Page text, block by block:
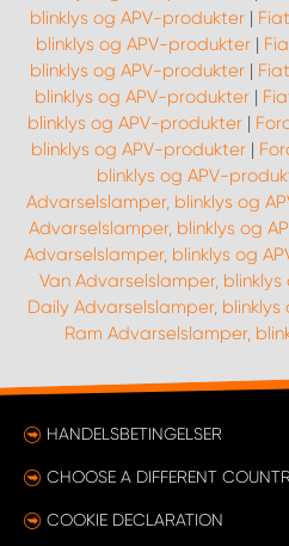
blinklys og APV-produkter |
blinklys og APV-produkter |
blinklys og APV-produkter |
blinklys og APV-produkter |
blinklys og APV-produkter |
blinklys og APV-produkter|
blinklys og APV-
Advarselslamper, blinklys og
Advarselslamper, blinklys og
Advarselslamper, blinklys og
Van Advarselslamper,
Daily Advarselslamper,
Ram Advarselslamper,
HANDELSBETINGELSER
CHOOSE A DIFFERENT
COOKIE DECLARATION